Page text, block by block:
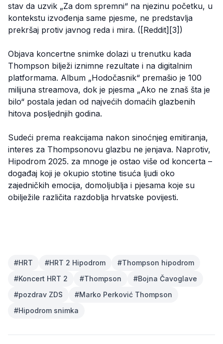
stav da uzvik „Za dom spremni“ na njezinu početku, u
kontekstu izvođenja same pjesme, ne predstavlja
prekršaj protiv javnog reda i mira. ([Reddit][3])
Objava koncertne snimke dolazi u trenutku kada
Thompson bilježi iznimne rezultate i na digitalnim
platformama. Album „Hodočasnik“ premašio je 100
milijuna streamova, dok je pjesma „Ako ne znaš šta je
bilo“ postala jedan od najvećih domaćih glazbenih
hitova posljednjih godina.
Sudeći prema reakcijama nakon sinoćnjeg emitiranja,
interes za Thompsonovu glazbu ne jenjava. Naprotiv,
Hipodrom 2025. za mnoge je ostao više od koncerta –
događaj koji je okupio stotine tisuća ljudi oko
zajedničkih emocija, domoljublja i pjesama koje su
obilježile različita razdoblja hrvatske povijesti.
#HRT #HRT 2 Hipodrom #Thompson hipodrom
#Koncert HRT 2 #Thompson #Bojna Čavoglave
#pozdrav ZDS #Marko Perković Thompson
#Hipodrom snimka